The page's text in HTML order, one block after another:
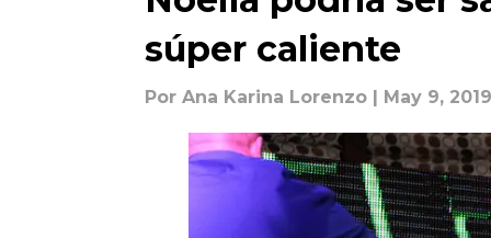
súper caliente
Por Ana Karina Lorenzo | May 9, 2019